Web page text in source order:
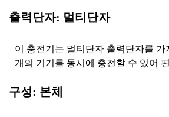
출력단자: 멀티단자
이 충전기는 멀티단자 출력단자를 가
개의 기기를 동시에 충전할 수 있어
구성: 본체